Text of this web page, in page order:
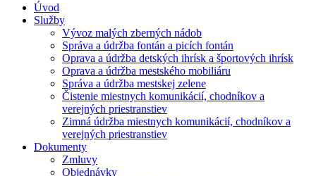
Úvod
Služby
Vývoz malých zberných nádob
Správa a údržba fontán a picích fontán
Oprava a údržba detských ihrísk a športových ihrísk
Oprava a údržba mestského mobiliáru
Správa a údržba mestskej zelene
Čistenie miestnych komunikácií, chodníkov a
verejných priestranstiev
Zimná údržba miestnych komunikácií, chodníkov a
verejných priestranstiev
Dokumenty
Zmluvy
Objednávky